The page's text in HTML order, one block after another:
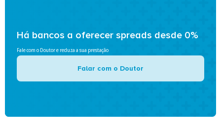
Há bancos a oferecer spreads desde 0%
Fale com o Doutor e reduza a sua prestação
Falar com o Doutor